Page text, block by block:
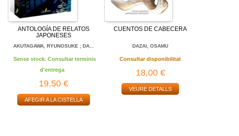
ANTOLOGÍA DE RELATOS
JAPONESES
AKUTAGAWA, RYUNOSUKE ; DA...
Sense stock. Consultar terminis
d'entrega
19,50 €
AFEGIR A LA CISTELLA
CUENTOS DE CABECERA
DAZAI, OSAMU
Consultar disponibilitat
18,00 €
VEURE DETALLS